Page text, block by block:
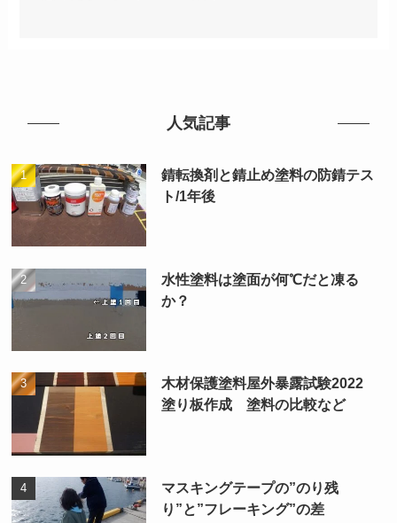
人気記事
錆転換剤と錆止め塗料の防錆テス
ト/1年後
水性塗料は塗面が何℃だと凍る
か？
木材保護塗料屋外暴露試験2022
塗り板作成 塗料の比較など
マスキングテープの”のり残
り”と”フレーキング”の差